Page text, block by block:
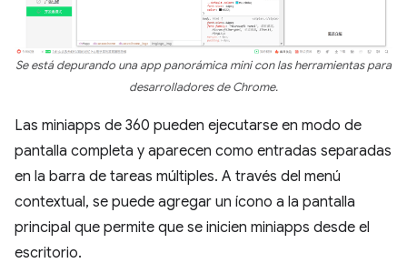
Se está depurando una app panorámica mini con las herramientas para
desarrolladores de Chrome.
Las miniapps de 360 pueden ejecutarse en modo de
pantalla completa y aparecen como entradas separadas
en la barra de tareas múltiples. A través del menú
contextual, se puede agregar un ícono a la pantalla
principal que permite que se inicien miniapps desde el
escritorio.